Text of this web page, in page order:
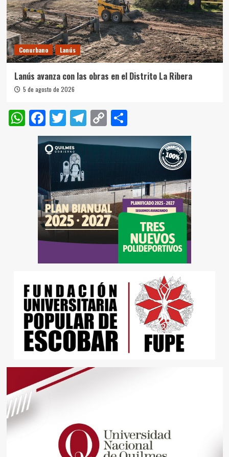
Conurbano Lanús
Lanús avanza con las obras en el Distrito La Ribera
5 de agosto de 2026
WhatsApp
Facebook
Twitter
Telegram
Copy
Link
Compartir